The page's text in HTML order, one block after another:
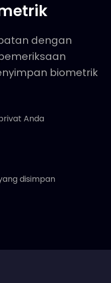
dengan
biometrik
Anda
disimpan